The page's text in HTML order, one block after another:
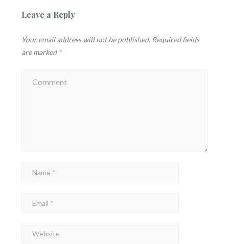
Leave a Reply
Your email address will not be published. Required fields
are marked *